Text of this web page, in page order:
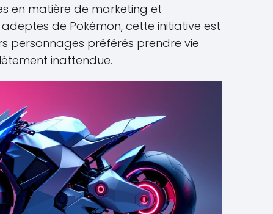
en matière de marketing et
de Pokémon, cette initiative est
personnages préférés prendre vie
inattendue.